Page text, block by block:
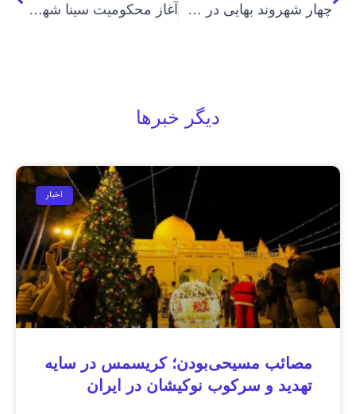
چهار شهروند بهایی در شیراز دستگیر شدند آغاز محکومیت سینا شهری، شهروند بهایی در تبریز
دیگر خبرها
اخبار
مصائب مسیحی‌بودن؛ کریسمس در سایه
تهدید و سرکوب نوکیشان در ایران